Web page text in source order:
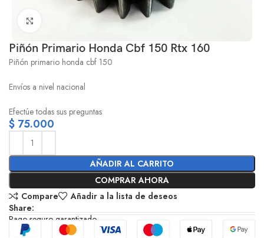
Piñón Primario Honda Cbf 150 Rtx 160
Piñón primario honda cbf 150
Envíos a nivel nacional
Efectúe todas sus preguntas
$ 75.000
AÑADIR AL CARRITO
COMPRAR AHORA
Compare
Añadir a la lista de deseos
Share:
Pago seguro garantizado